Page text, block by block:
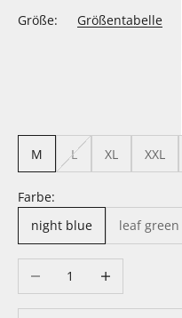
Größe: Größentabelle
M L XL XXL
Farbe:
night blue
leaf green
Anzahl verringernAnzahl erhöhen